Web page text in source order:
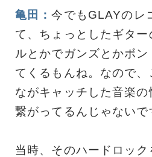
亀田：今でもGLAYのレ
て、ちょっとしたギタ
ルとかでガンズとかボ
てくるもんね。なので
ながキャッチした音楽
繋がってるんじゃないで
当時、そのハードロッ